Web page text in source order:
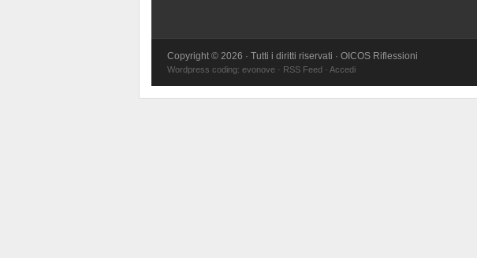
Copyright © 2026 · Tutti i diritti riservati · OICOS Riflessioni
Wordpress coding: evonove · RSS Feed · Accedi